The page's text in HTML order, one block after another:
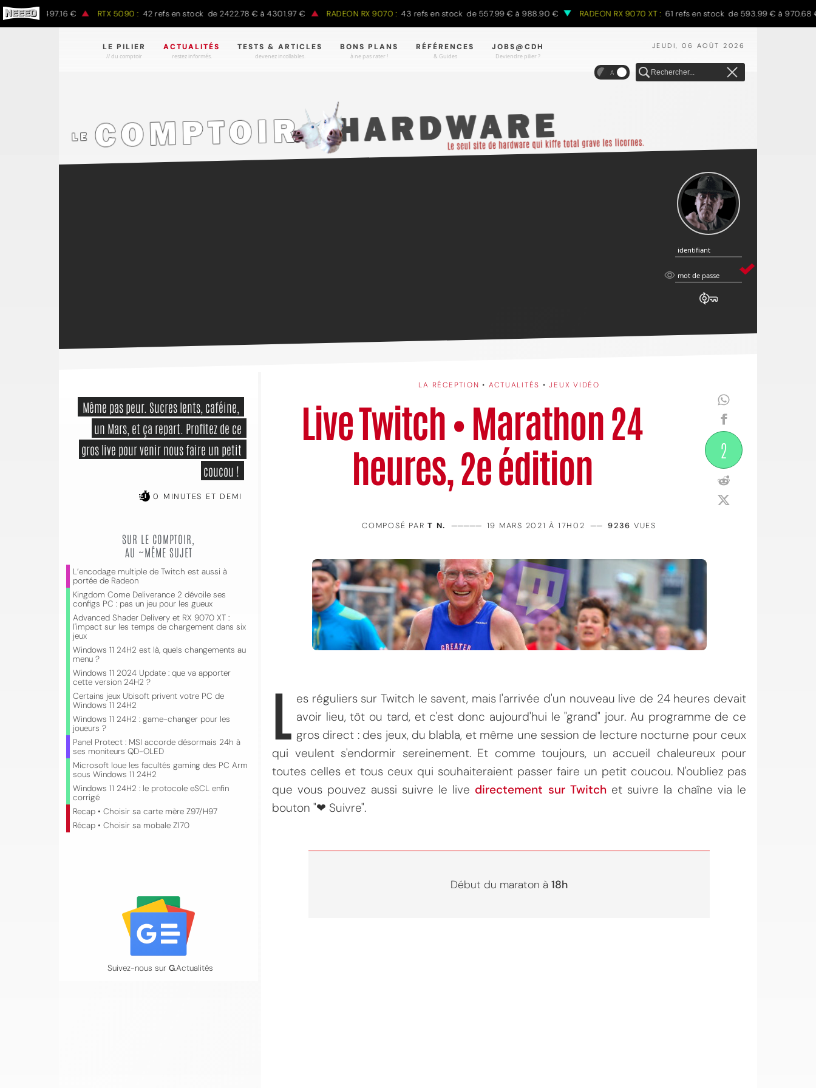
€ à 1497.16 € RTX 5090 : 42 refs en stock de 2422.78 € à 4301.97 € RADEON RX 9070 : 43 refs en stock de 557.99 € à 988.90 € RADEON RX 9070 XT : 61 refs en stock de 593.99 € à 970.68 €
JEUDI, 06 AOÛT 2026
LE PILIER
// du comptoir
ACTUALITÉS
restez informés.
TESTS & ARTICLES
devenez incollables.
BONS PLANS
à ne pas rater !
RÉFÉRENCES
& Guides
JOBS@CDH
Deviendre pilier ?
A
identifiant
identifiant
mot
mot de passe
LA RÉCEPTION • ACTUALITÉS •JEUX VIDÉO
Live Twitch • Marathon 24
heures, 2e édition
2
COMPOSÉ PART N. ————— 19 MARS 2021 À 17H02 —— 9236 VUES
L
es réguliers sur Twitch le savent, mais l'arrivée d'un nouveau live de 24 heures devait
avoir lieu, tôt ou tard, et c'est donc aujourd'hui le "grand" jour. Au programme de ce
gros direct : des jeux, du blabla, et même une session de lecture nocturne pour ceux
qui veulent s'endormir sereinement. Et comme toujours, un accueil chaleureux pour
toutes celles et tous ceux qui souhaiteraient passer faire un petit coucou. N'oubliez pas
que vous pouvez aussi suivre le live directement sur Twitchet suivre la chaîne via le
bouton "❤ Suivre".
Début du maraton à 18h
un Mars, et ça repart. Profitez de ce
gros live pour venir nous faire un petit
coucou !
0 MINUTES ET DEMI
SUR LE COMPTOIR,
AU ~MÊME SUJET
L’encodage multiple de Twitch est aussi à
portée de Radeon
Kingdom Come Deliverance 2 dévoile ses
configs PC : pas un jeu pour les gueux
Advanced Shader Delivery et RX 9070 XT :
l'impact sur les temps de chargement dans six
jeux
Windows 11 24H2 est là, quels changements au
menu ?
Windows 11 2024 Update : que va apporter
cette version 24H2 ?
Certains jeux Ubisoft privent votre PC de
Windows 11 24H2
Windows 11 24H2 : game-changer pour les
joueurs ?
Panel Protect : MSI accorde désormais 24h à
ses moniteurs QD-OLED
Microsoft loue les facultés gaming des PC Arm
sous Windows 11 24H2
Windows 11 24H2 : le protocole eSCL enfin
corrigé
Recap • Choisir sa carte mère Z97/H97
Récap • Choisir sa mobale Z170
Suivez-nous sur G.Actualités